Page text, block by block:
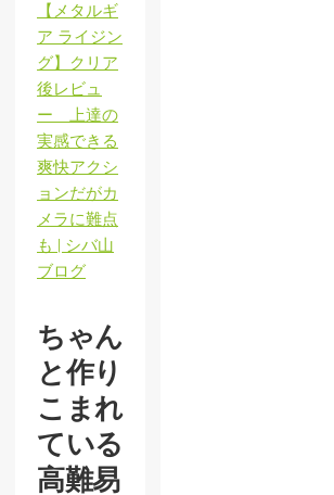
【メタルギ
ア ライジン
グ】クリア
後レビュ
ー 上達の
実感できる
爽快アクシ
ョンだがカ
メラに難点
も | シバ山
ブログ
ちゃん
と作り
こまれ
ている
高難易